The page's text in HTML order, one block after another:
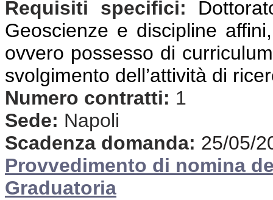
Requisiti specifici:
Geoscienze e discipline
ovvero possesso di
svolgimento dell’attività di
Numero contratti: 1
Sede: Napoli
Scadenza domanda: 25/05/
Provvedimento di nomina
Graduatoria